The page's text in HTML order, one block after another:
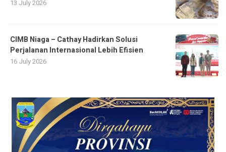
13 July 2026
CIMB Niaga – Cathay Hadirkan Solusi
Perjalanan Internasional Lebih Efisien
16 July 2026